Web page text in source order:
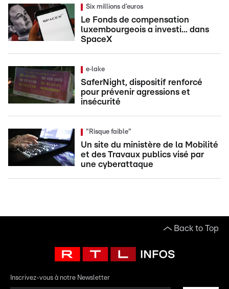
Six millions d’euros
Le Fonds de compensation
luxembourgeois a investi... dans
SpaceX
e‑lake
SaferNight, dispositif renforcé
pour prévenir agressions et
insécurité
"Risque faible"
Un site du ministère de la Mobilité
et des Travaux publics visé par
une cyberattaque
Back to Top
Inscrivez-vous à notre Newsletter